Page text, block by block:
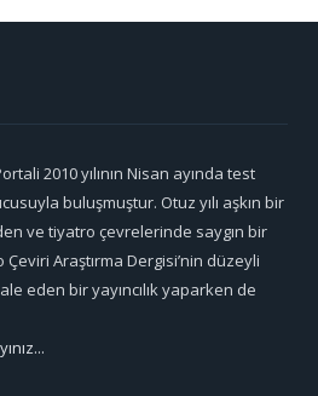
2010 yılının Nisan ayında test
buluşmuştur. Otuz yılı aşkın bir
ve tiyatro çevrelerinde saygın bir
Araştırma Dergisi’nin düzeyli
eden bir yayıncılık yaparken de